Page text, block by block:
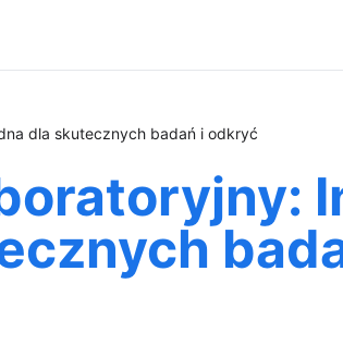
dla skutecznych badań i odkryć